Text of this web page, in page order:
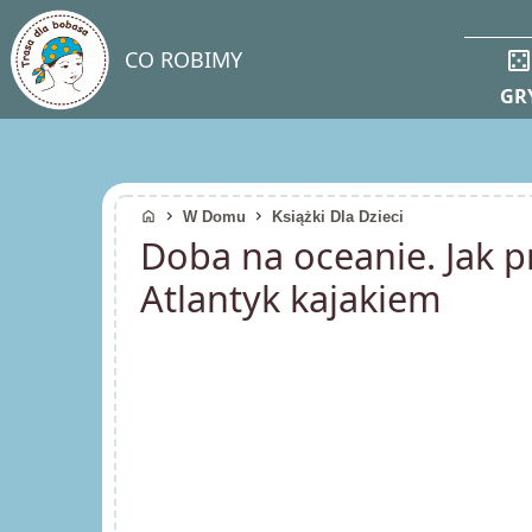
CO ROBIMY casino
home chevron_right W Domu chevron_right Książki Dla Dzieci
Doba na oceanie. Jak
Atlantyk kajakiem